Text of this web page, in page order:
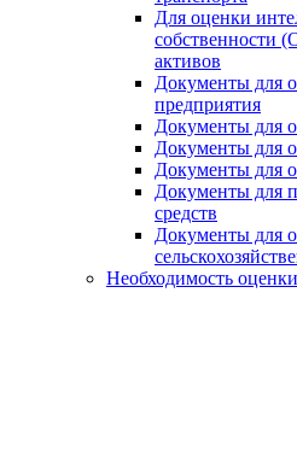
Для оценки
собственности
активов
Документы для
предприятия
Документы для
Документы для
Документы для
Документы для
средств
Документы для
Необходимость оценки